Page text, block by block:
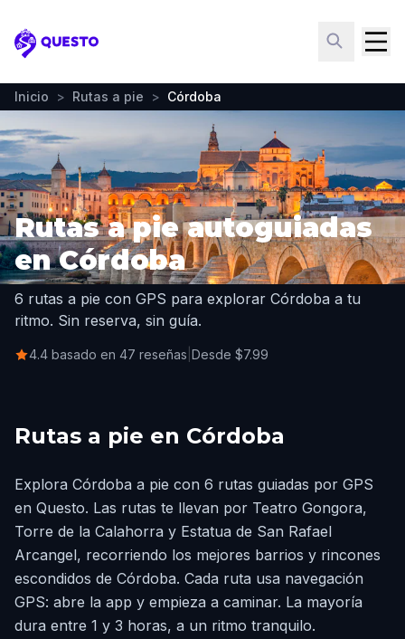
Questo
Inicio > Rutas a pie > Córdoba
Rutas a pie autoguiadas
en Córdoba
6 rutas a pie con GPS para explorar Córdoba a tu
ritmo. Sin reserva, sin guía.
4.4 basado en 47 reseñas Desde $7.99
Rutas a pie en Córdoba
Explora Córdoba a pie con 6 rutas guiadas por GPS
en Questo. Las rutas te llevan por Teatro Gongora,
Torre de la Calahorra y Estatua de San Rafael
Arcangel, recorriendo los mejores barrios y rincones
escondidos de Córdoba. Cada ruta usa navegación
GPS: abre la app y empieza a caminar. La mayoría
dura entre 1 y 3 horas, a un ritmo tranquilo.